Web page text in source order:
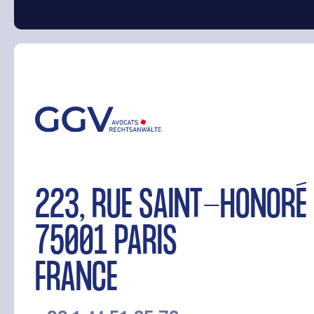
223, RUE SAINT-
75001 PARIS
FRANCE